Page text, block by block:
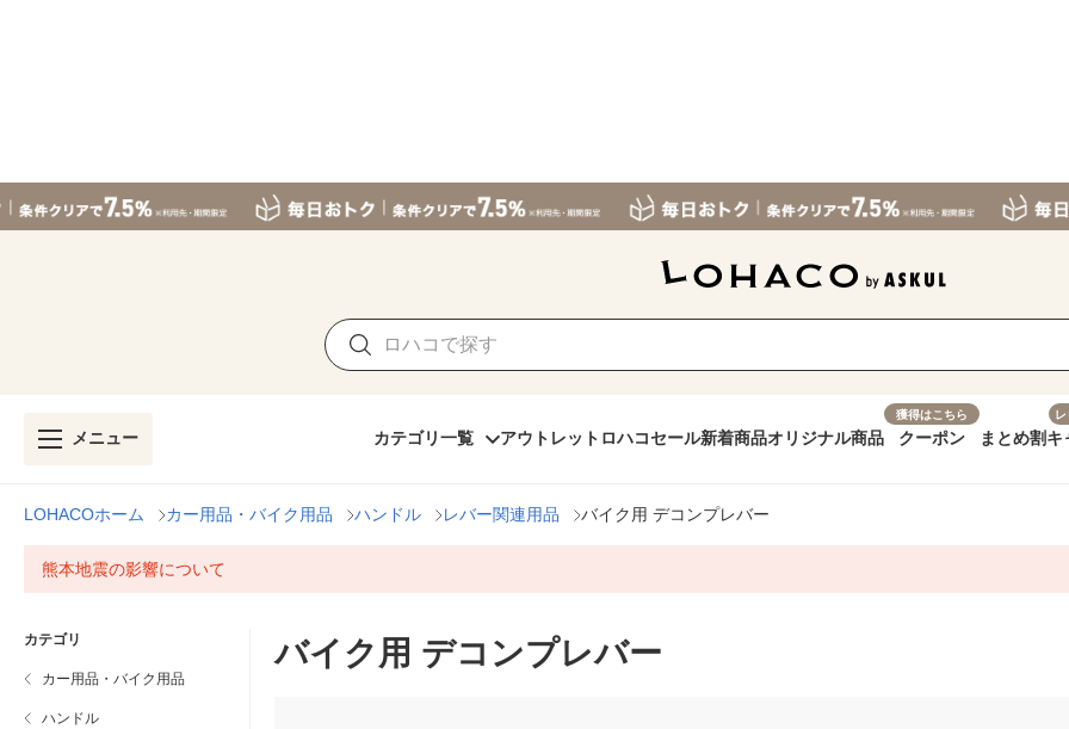
メニュー カテゴリ一覧 アウトレット ロハコセール新着商品オリジナル商品
獲得はこちら
クーポン まとめ割キ
LOHACOホーム カー用品・バイク用品 ハンドル レバー関連用品 バイク用 デコンプレバー
熊本地震の影響について
カテゴリ
カー用品・バイク用品
ハンドル
バイク用 デコンプレバー